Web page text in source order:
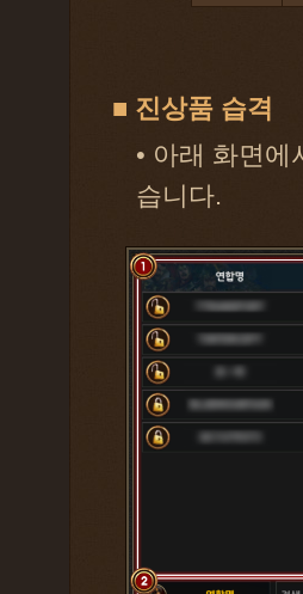
■ 진상품 습격
• 아래 화면
습니다.